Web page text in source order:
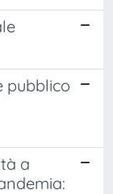
pubblico
a